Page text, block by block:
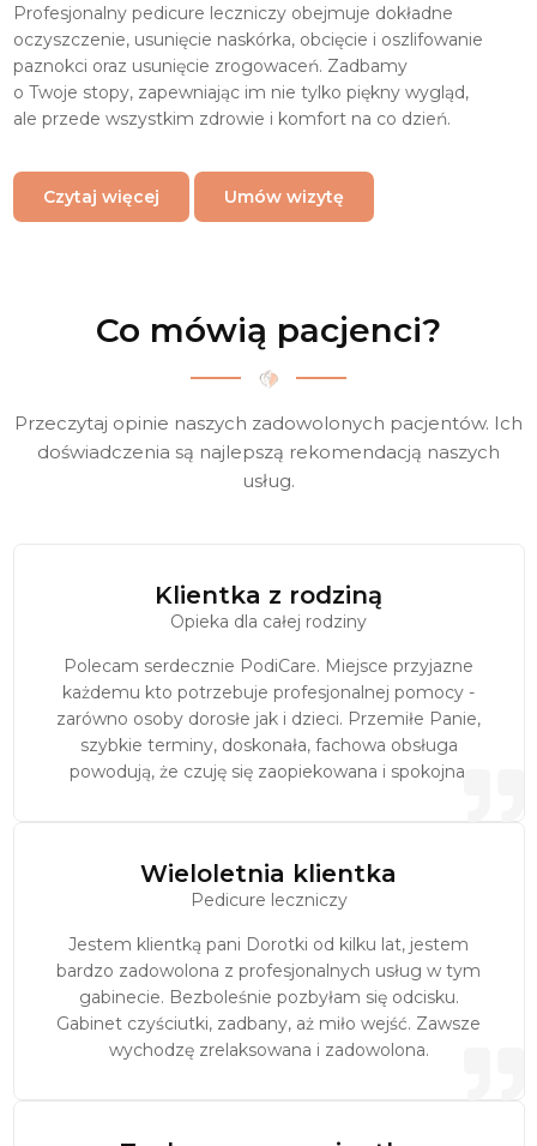
Profesjonalny pedicure leczniczy obejmuje dokładne
oczyszczenie, usunięcie naskórka, obcięcie i oszlifowanie
paznokci oraz usunięcie zrogowaceń. Zadbamy
o Twoje stopy, zapewniając im nie tylko piękny wygląd,
ale przede wszystkim zdrowie i komfort na co dzień.
Czytaj więcej Umów wizytę
Co mówią pacjenci?
Przeczytaj opinie naszych zadowolonych pacjentów. Ich
doświadczenia są najlepszą rekomendacją naszych
usług.
Klientka z rodziną
Opieka dla całej rodziny
Polecam serdecznie PodiCare. Miejsce przyjazne
każdemu kto potrzebuje profesjonalnej pomocy -
zarówno osoby dorosłe jak i dzieci. Przemiłe Panie,
szybkie terminy, doskonała, fachowa obsługa
powodują, że czuję się zaopiekowana i spokojna.
Wieloletnia klientka
Pedicure leczniczy
Jestem klientką pani Dorotki od kilku lat, jestem
bardzo zadowolona z profesjonalnych usług w tym
gabinecie. Bezboleśnie pozbyłam się odcisku.
Gabinet czyściutki, zadbany, aż miło wejść. Zawsze
wychodzę zrelaksowana i zadowolona.